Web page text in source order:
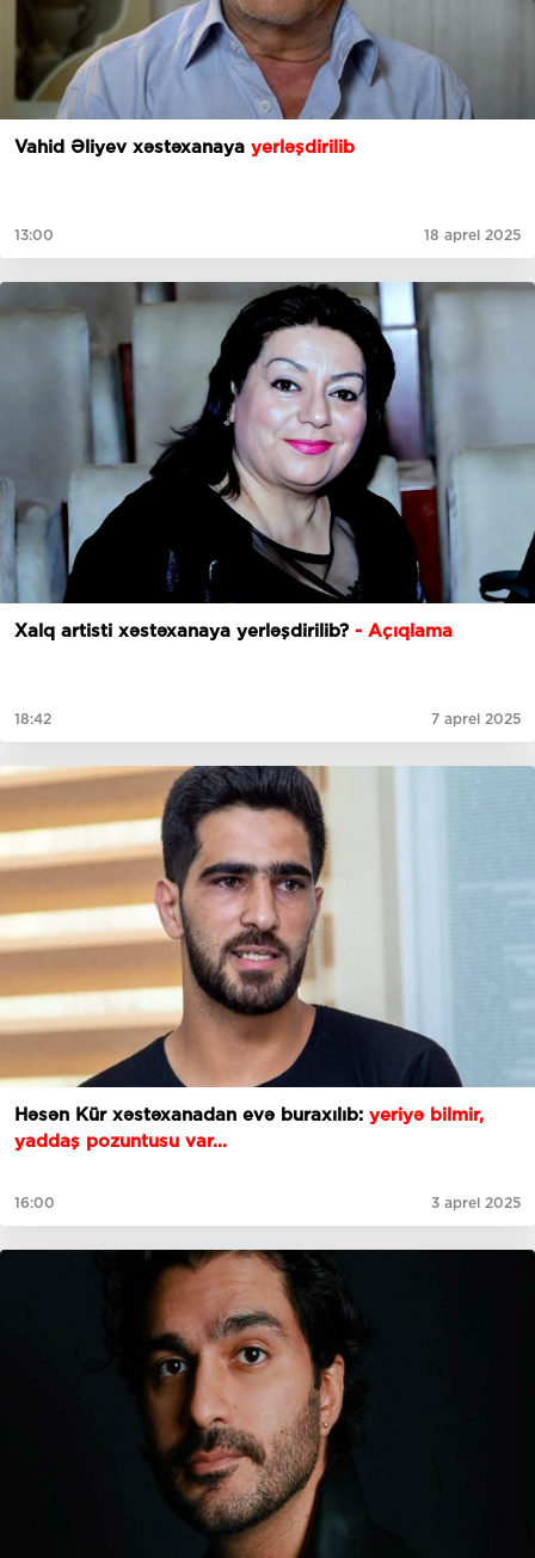
Vahid Əliyev xəstəxanaya yerləşdirilib
13:00 18 aprel 2025
Xalq artisti xəstəxanaya yerləşdirilib? - Açıqlama
18:42 7 aprel 2025
Həsən Kür xəstəxanadan evə buraxılıb: yeriyə bilmir,
yaddaş pozuntusu var...
16:00 3 aprel 2025